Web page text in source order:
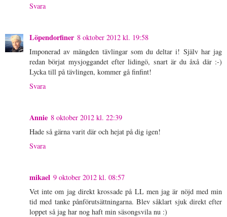
Svara
Löpendorfiner 8 oktober 2012 kl. 19:58
Imponerad av mängden tävlingar som du deltar i! Själv har jag
redan börjat mysjoggandet efter lidingö, snart är du åxå där :-)
Lycka till på tävlingen, kommer gå finfint!
Svara
Annie 8 oktober 2012 kl. 22:39
Hade så gärna varit där och hejat på dig igen!
Svara
mikael 9 oktober 2012 kl. 08:57
Vet inte om jag direkt krossade på LL men jag är nöjd med min
tid med tanke pånförutsättningarna. Blev såklart sjuk direkt efter
loppet så jag har nog haft min säsongsvila nu :)